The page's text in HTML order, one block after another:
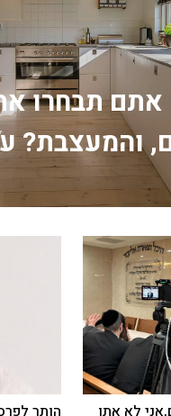
אתם תבחרו
והמעצבת?
לא אתן הותר